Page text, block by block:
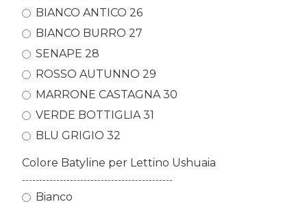
BIANCO ANTICO 26
BIANCO BURRO 27
SENAPE 28
ROSSO AUTUNNO 29
MARRONE CASTAGNA 30
VERDE BOTTIGLIA 31
BLU GRIGIO 32
Colore Batyline per Lettino Ushuaia
--------------------------------------------
Bianco